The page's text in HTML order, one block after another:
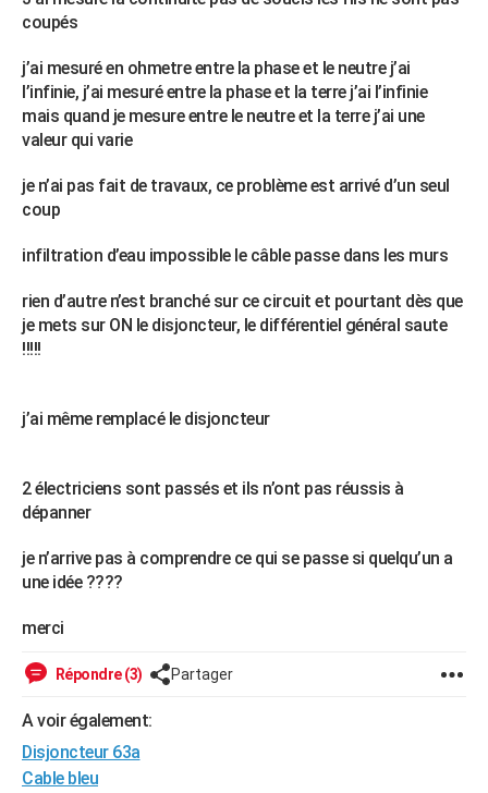
Destinations
City break
Voyage nature
Voyage de noces
Forum
Climat
+PHOTO
GUIDES D'ACHAT
BONS PLANS
Carte de Noël
Carte Bonne année
Carte Saint-Valentin
Carte Pâques
Carte d'anniversaire
DICTIONNAIRE
PROGRAMME TV
COPAINS D'AVANT
S'inscrire
Se connecter
Lycées
Collèges
Primaires
Universités
Entreprises
Service militaire
Avis de recherche
AVIS DE DÉCÈS
Bricolage
Lifestyle
Culture
Sport
Auto
Television
Voyage
Cinema
coupés
j’ai mesuré en ohmetre entre la phase et le neutre j’ai
l’infinie, j’ai mesuré entre la phase et la terre j’ai l’infinie
mais quand je mesure entre le neutre et la terre j’ai une
valeur qui varie
je n’ai pas fait de travaux, ce problème est arrivé d’un seul
coup
infiltration d’eau impossible le câble passe dans les murs
rien d’autre n’est branché sur ce circuit et pourtant dès que
je mets sur ON le disjoncteur, le différentiel général saute
!!!!!
j’ai même remplacé le disjoncteur
2 électriciens sont passés et ils n’ont pas réussis à
dépanner
je n’arrive pas à comprendre ce qui se passe si quelqu’un a
une idée ????
merci
Répondre (3) Partager
A voir également:
Disjoncteur 63a
Cable bleu